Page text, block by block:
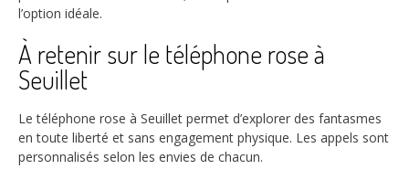
l’option idéale.
À retenir sur le téléphone rose à
Seuillet
Le téléphone rose à Seuillet permet d’explorer des fantasmes
en toute liberté et sans engagement physique. Les appels sont
personnalisés selon les envies de chacun.